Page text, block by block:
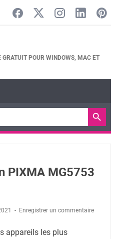
POUR WINDOWS, MAC ET
PIXMA MG5753
Enregistrer un commentaire
appareils les plus